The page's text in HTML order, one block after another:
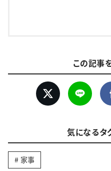
この記事
気になるタ
家事